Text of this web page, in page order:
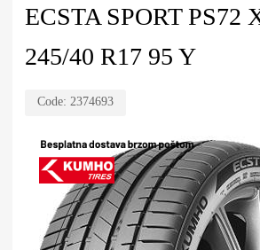
ECSTA SPORT PS72
245/40 R17 95 Y
Code: 2374693